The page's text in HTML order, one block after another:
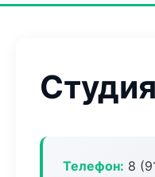
Телефон: 8